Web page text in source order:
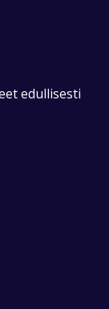
edullisesti